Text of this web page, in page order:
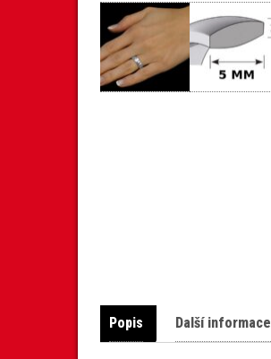
Popis Další informace